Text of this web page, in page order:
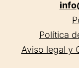
Política
Aviso legal y